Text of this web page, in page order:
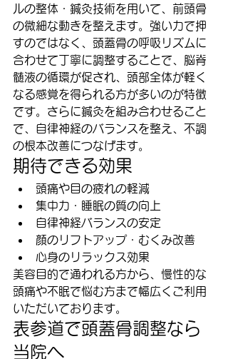
ルの整体・鍼灸技術を用いて、前頭骨
の微細な動きを整えます。強い力で押
すのではなく、頭蓋骨の呼吸リズムに
合わせて丁寧に調整することで、脳脊
髄液の循環が促され、頭部全体が軽く
なる感覚を得られる方が多いのが特徴
です。さらに鍼灸を組み合わせること
で、自律神経のバランスを整え、不調
の根本改善につなげます。
期待できる効果
頭痛や目の疲れの軽減
集中力・睡眠の質の向上
自律神経バランスの安定
顔のリフトアップ・むくみ改善
心身のリラックス効果
美容目的で通われる方から、慢性的な
頭痛や不眠で悩む方まで幅広くご利用
いただいております。
表参道で頭蓋骨調整なら
当院へ